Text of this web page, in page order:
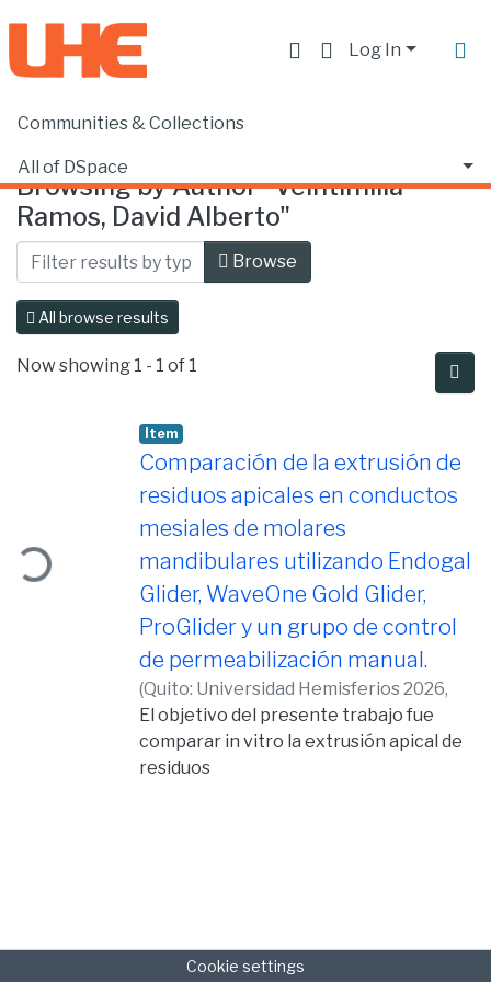
Log In
Communities & Collections
All of DSpace
Home Browse by Author
Browsing by Author "Veintimilla
Ramos, David Alberto"
Browse
All browse results
Now showing 1 - 1 of 1
Item
Comparación de la extrusión de
residuos apicales en conductos
mesiales de molares
mandibulares utilizando Endogal
Glider, WaveOne Gold Glider,
ProGlider y un grupo de control
de permeabilización manual.
(Quito: Universidad Hemisferios 2026,
2026-05-20)Veintimilla Ramos, David
Alberto
El objetivo del presente trabajo fue
comparar in vitro la extrusión apical de
residuos
un método manual con limas K. La
Cookie settings